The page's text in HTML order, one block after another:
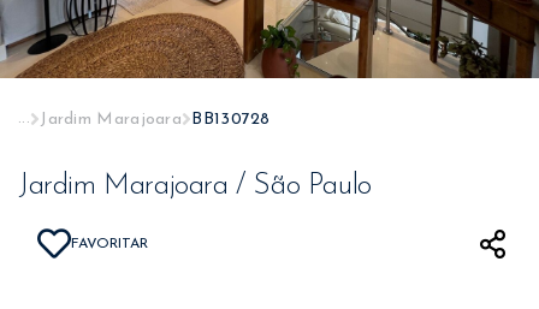
... Jardim Marajoara BB130728
Jardim Marajoara / São Paulo
FAVORITAR